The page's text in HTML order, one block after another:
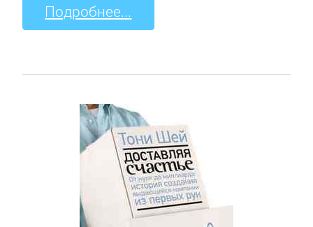
Подробнее...